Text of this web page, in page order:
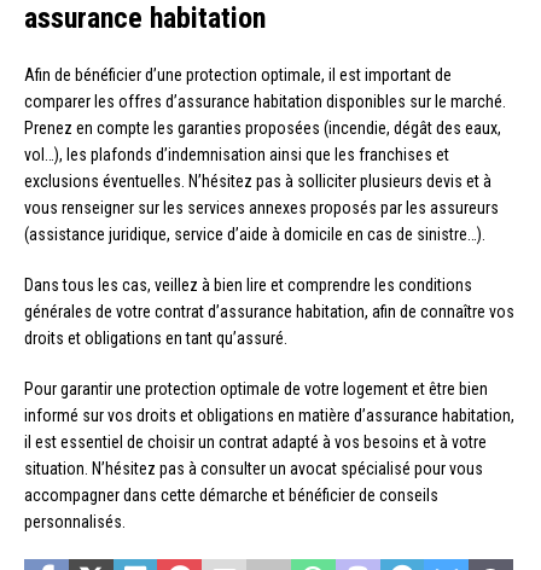
assurance habitation
Afin de bénéficier d’une protection optimale, il est important de
comparer les offres d’assurance habitation disponibles sur le marché.
Prenez en compte les garanties proposées (incendie, dégât des eaux,
vol…), les plafonds d’indemnisation ainsi que les franchises et
exclusions éventuelles. N’hésitez pas à solliciter plusieurs devis et à
vous renseigner sur les services annexes proposés par les assureurs
(assistance juridique, service d’aide à domicile en cas de sinistre…).
Dans tous les cas, veillez à bien lire et comprendre les conditions
générales de votre contrat d’assurance habitation, afin de connaître vos
droits et obligations en tant qu’assuré.
Pour garantir une protection optimale de votre logement et être bien
informé sur vos droits et obligations en matière d’assurance habitation,
il est essentiel de choisir un contrat adapté à vos besoins et à votre
situation. N’hésitez pas à consulter un avocat spécialisé pour vous
accompagner dans cette démarche et bénéficier de conseils
personnalisés.